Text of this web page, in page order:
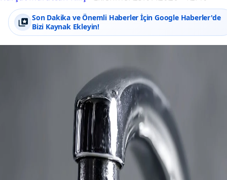
Son Dakika ve Önemli Haberler İçin Google Haberler'de
Bizi Kaynak Ekleyin!